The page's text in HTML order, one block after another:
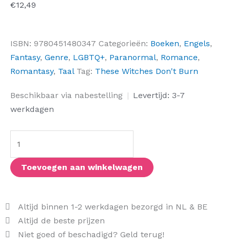
€12,49
ISBN: 9780451480347 Categorieën: Boeken, Engels,
Fantasy, Genre, LGBTQ+, Paranormal, Romance,
Romantasy, Taal Tag: These Witches Don't Burn
Beschikbaar via nabestelling | Levertijd: 3-7
werkdagen
These
Witches
aantal
Toevoegen aan winkelwagen
Altijd binnen 1-2 werkdagen bezorgd in NL & BE
Altijd de beste prijzen
Niet goed of beschadigd? Geld terug!